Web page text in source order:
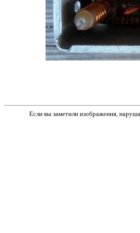
Если вы заметили изображения,